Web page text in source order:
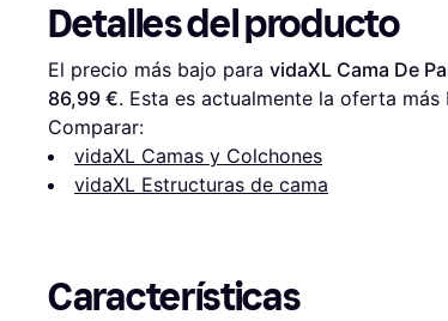
Detalles del producto
El precio más bajo para vidaXL Cama De
86,99 €. Esta es actualmente la oferta más
Comparar:
vidaXL Camas y Colchones
vidaXL Estructuras de cama
Características